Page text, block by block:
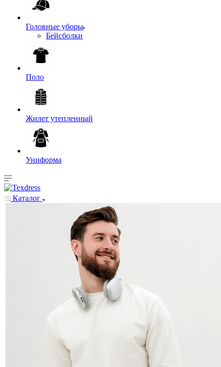
Головные уборы
Бейсболки
Поло
Жилет утепленный
Униформа
Каталог